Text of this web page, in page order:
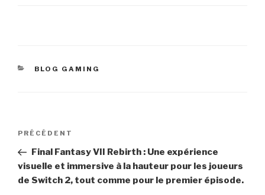
CATÉGORIES
BLOG GAMING
Navigation
l’article
Article
précédent
PRÉCÉDENT
Final Fantasy VII Rebirth : Une expérience
visuelle et immersive à la hauteur pour les joueurs
de Switch 2, tout comme pour le premier épisode.